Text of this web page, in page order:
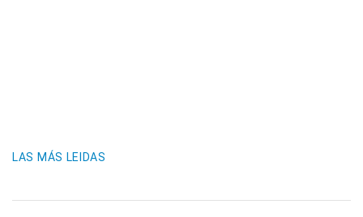
LAS MÁS LEIDAS